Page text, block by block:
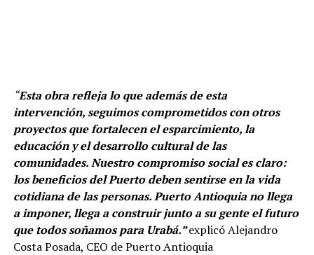
“Esta obra refleja lo que además de esta
intervención, seguimos comprometidos con otros
proyectos que fortalecen el esparcimiento, la
educación y el desarrollo cultural de las
comunidades. Nuestro compromiso social es claro:
los beneficios del Puerto deben sentirse en la vida
cotidiana de las personas. Puerto Antioquia no llega
a imponer, llega a construir junto a su gente el futuro
que todos soñamos para Urabá.”explicó Alejandro
Costa Posada, CEO de Puerto Antioquia